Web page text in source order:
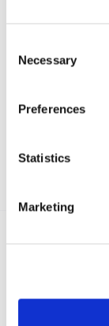
Selection
Necessary
Preferences
Statistics
Marketing